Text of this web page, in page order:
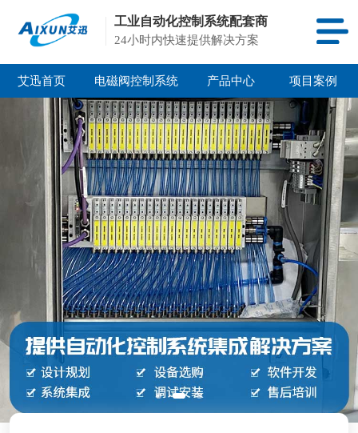
工业自动化控制系统配套商
24小时内快速提供解决方案
艾迅首页 电磁阀控制系统 产品中心 项目案例